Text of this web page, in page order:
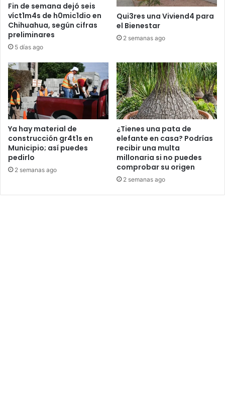
Fin de semana dejó seis
víct1m4s de h0mic1dio en
Chihuahua, según cifras
preliminares
5 días ago
Qui3res una Viviend4 para
el Bienestar
2 semanas ago
Ya hay material de
construcción gr4t1s en
Municipio; así puedes
pedirlo
2 semanas ago
¿Tienes una pata de
elefante en casa? Podrías
recibir una multa
millonaria si no puedes
comprobar su origen
2 semanas ago